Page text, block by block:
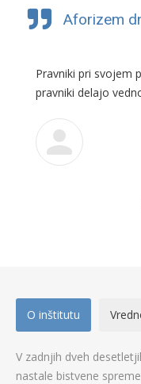
3. 7. 2019
Aforizem
Pravniki pri svojem
pravniki delajo
O inštitutu
V zadnjih dveh
nastale bistvene